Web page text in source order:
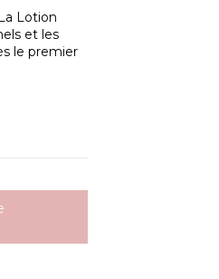
Lotion
et les
le premier